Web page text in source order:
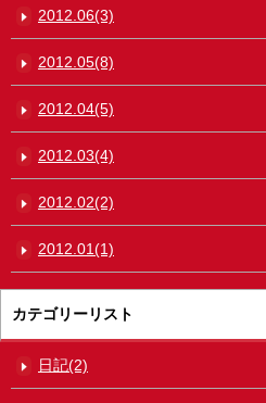
2012.06(3)
2012.05(8)
2012.04(5)
2012.03(4)
2012.02(2)
2012.01(1)
カテゴリーリスト
日記(2)